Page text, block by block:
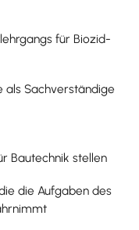
für Biozid-
als Sachverständige
Bautechnik stellen
die Aufgaben des